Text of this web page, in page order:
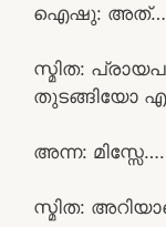
ഐഷു: അത്….
സ്മിത:
തുടങ്ങിയോ
അന്ന:
സ്മിത: